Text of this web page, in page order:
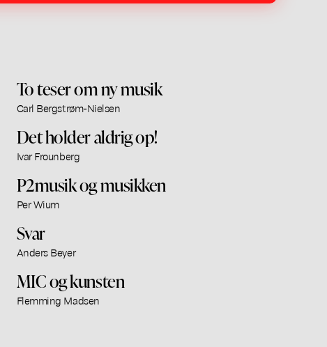
To teser om ny musik
Carl Bergstrøm-Nielsen
Det holder aldrig op!
Ivar Frounberg
P2musik og musikken
Per Wium
Svar
Anders Beyer
MIC og kunsten
Flemming Madsen